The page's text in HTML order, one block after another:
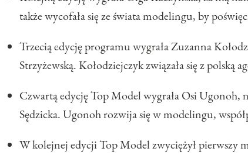
także wycofała się ze świata modelingu, by
Trzecią edycję programu wygrała Zuzanna
Strzyżewską. Kołodziejczyk związała się z
Czwartą edycję Top Model wygrała Osi Ugonoh,
Sędzicka. Ugonoh rozwija się w modelingu,
W kolejnej edycji Top Model zwyciężył pierwszy